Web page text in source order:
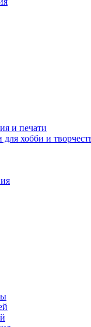
и печати
хобби и